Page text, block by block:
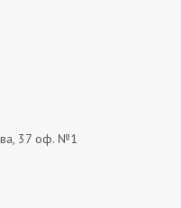
37 оф. №1